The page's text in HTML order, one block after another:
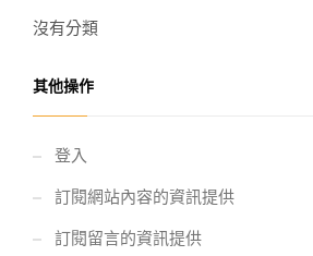
沒有分類
其他操作
登入
訂閱網站內容的資訊提供
訂閱留言的資訊提供